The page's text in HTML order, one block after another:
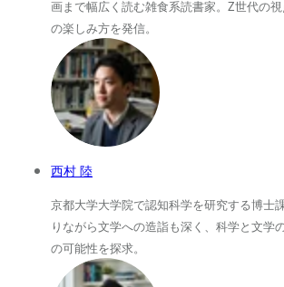
画まで幅広く読む雑食系読書家。Z世代の
の楽しみ方を発信。
西村 陸
京都大学大学院で認知科学を研究する博士
りながら文学への造詣も深く、科学と文学
の可能性を探求。